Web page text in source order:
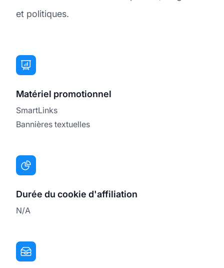
et politiques.
Matériel promotionnel
SmartLinks
Bannières textuelles
Durée du cookie d'affiliation
N/A